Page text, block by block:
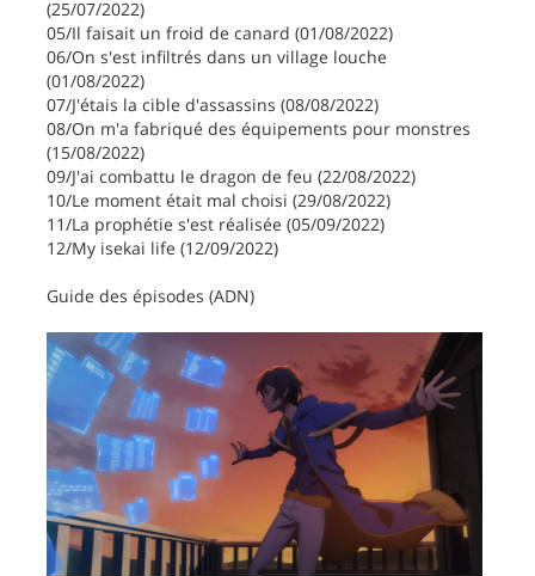
(25/07/2022)
05/Il faisait un froid de canard (01/08/2022)
06/On s'est infiltrés dans un village louche
(01/08/2022)
07/J'étais la cible d'assassins (08/08/2022)
08/On m'a fabriqué des équipements pour monstres
(15/08/2022)
09/J'ai combattu le dragon de feu (22/08/2022)
10/Le moment était mal choisi (29/08/2022)
11/La prophétie s'est réalisée (05/09/2022)
12/My isekai life (12/09/2022)
Guide des épisodes (ADN)